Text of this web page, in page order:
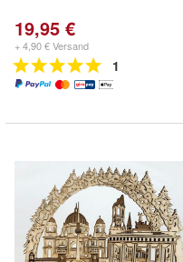
19,95 €
+ 4,90 € Versand
1